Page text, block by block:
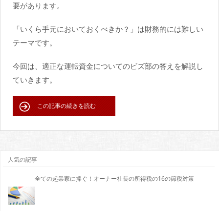
要があります。
「いくら手元においておくべきか？」は財務的には難しい
テーマです。
今回は、適正な運転資金についてのビズ部の答えを解説し
ていきます。
この記事の続きを読む
人気の記事
全ての起業家に捧ぐ！オーナー社長の所得税の16の節税対策